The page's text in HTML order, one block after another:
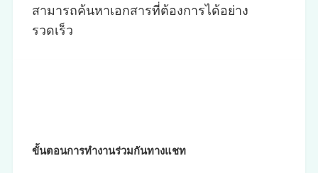
สามารถค้นหาเอกสารที่ต้องการได้อย่าง
รวดเร็ว
ขั้นตอนการทำงานร่วมกันทางแชท